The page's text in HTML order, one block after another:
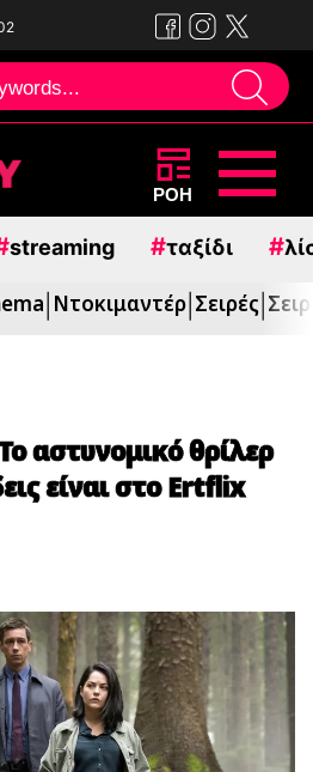
ΡΟΗ
streaming #ταξίδι #
Ντοκιμαντέρ Σειρές
αστυνομικό θρίλερ
είναι στο Ertflix